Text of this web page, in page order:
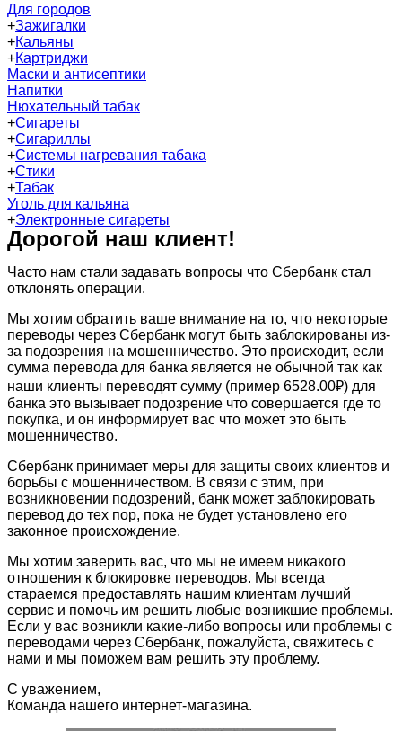
Для городов
+Зажигалки
+Кальяны
+Картриджи
Маски и антисептики
Напитки
Нюхательный табак
+Сигареты
+Сигариллы
+Системы нагревания табака
+Стики
+Табак
Уголь для кальяна
+Электронные сигареты
Дорогой наш клиент!
Часто нам стали задавать вопросы что Сбербанк стал
отклонять операции.
Мы хотим обратить ваше внимание на то, что некоторые
переводы через Сбербанк могут быть заблокированы из-
за подозрения на мошенничество. Это происходит, если
сумма перевода для банка является не обычной так как
наши клиенты переводят сумму (пример 6528.00₽) для
банка это вызывает подозрение что совершается где то
покупка, и он информирует вас что может это быть
мошенничество.
Сбербанк принимает меры для защиты своих клиентов и
борьбы с мошенничеством. В связи с этим, при
возникновении подозрений, банк может заблокировать
перевод до тех пор, пока не будет установлено его
законное происхождение.
Мы хотим заверить вас, что мы не имеем никакого
отношения к блокировке переводов. Мы всегда
стараемся предоставлять нашим клиентам лучший
сервис и помочь им решить любые возникшие проблемы.
Если у вас возникли какие-либо вопросы или проблемы с
переводами через Сбербанк, пожалуйста, свяжитесь с
нами и мы поможем вам решить эту проблему.
С уважением,
Команда нашего интернет-магазина.